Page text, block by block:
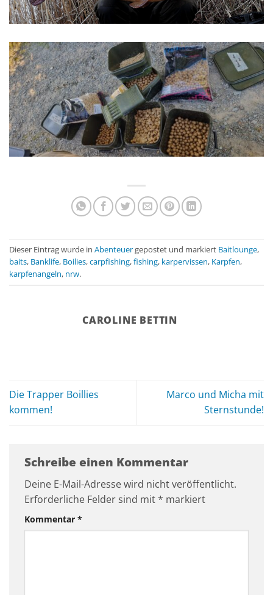
Dieser Eintrag wurde in Abenteuergepostet und markiert Baitlounge,
baits, Banklife, Boilies,carpfishing,fishing, karpervissen, Karpfen,
karpfenangeln, nrw.
CAROLINE BETTIN
Die Trapper Boillies
kommen!
Marco und Micha mit
Sternstunde!
Schreibe einen Kommentar
Deine E-Mail-Adresse wird nicht veröffentlicht.
Erforderliche Felder sind mit * markiert
Kommentar *